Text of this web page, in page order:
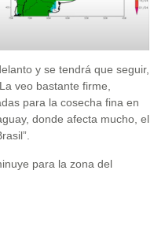
y se tendrá que seguir,
veo bastante firme,
para la cosecha fina en
donde afecta mucho, el
para la zona del